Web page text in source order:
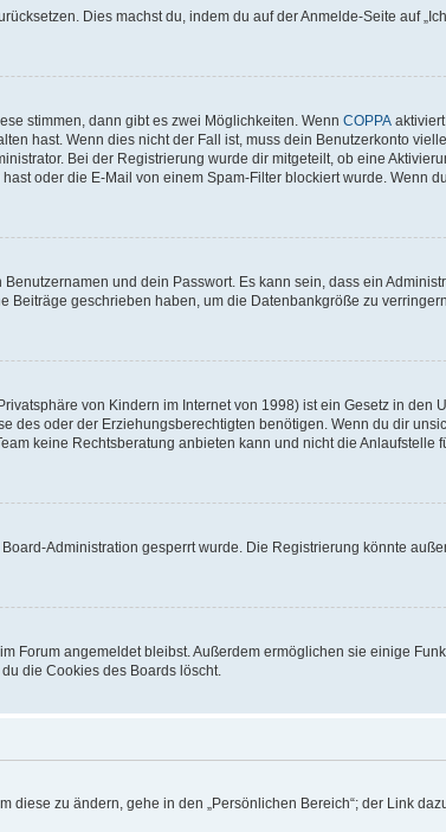
Dies machst du, indem du auf der Anmelde-Seite auf
stimmen, dann gibt es zwei Möglichkeiten. Wenn COPPA
hast. Wenn dies nicht der Fall ist, muss dein Benutzerkonto
Bei der Registrierung wurde dir mitgeteilt, ob eine
oder die E-Mail von einem Spam-Filter blockiert wurde. Wenn
und dein Passwort. Es kann sein, dass ein
geschrieben haben, um die Datenbankgröße zu
von Kindern im Internet von 1998) ist ein Gesetz in den
oder der Erziehungsberechtigten benötigen. Wenn du dir
keine Rechtsberatung anbieten kann und nicht die
Administration gesperrt wurde. Die Registrierung könnte
Forum angemeldet bleibst. Außerdem ermöglichen sie einige
die Cookies des Boards löscht.
zu ändern, gehe in den „Persönlichen Bereich“; der Link